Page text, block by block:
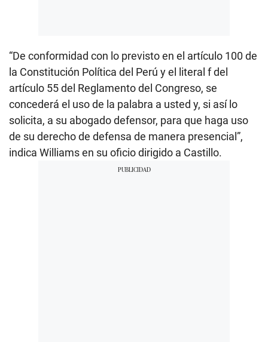
“De conformidad con lo previsto en el artículo 100 de
la Constitución Política del Perú y el literal f del
artículo 55 del Reglamento del Congreso, se
concederá el uso de la palabra a usted y, si así lo
solicita, a su abogado defensor, para que haga uso
de su derecho de defensa de manera presencial”,
indica Williams en su oficio dirigido a Castillo.